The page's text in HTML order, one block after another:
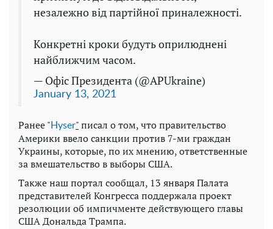
незалежно від партійної приналежності.
Конкретні кроки будуть оприлюднені
найближчим часом.
— Офіс Президента (@APUkraine)
January 13, 2021
Ранее " Нyser"писал о том, что правительство
Америки ввело санкции против 7-ми граждан
Украины, которые, по их мнению, ответственные
за вмешательство в выборы США.
Также наш портал сообщал, 13 января Палата
представителей Конгресса поддержала проект
резолюции об импичменте действующего главы
США Дональда Трампа.